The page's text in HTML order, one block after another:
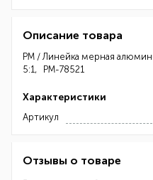
Описание товара
РМ / Линейка мерная
5:1, РМ-78521
Характеристики
Артикул
Отзывы о товаре